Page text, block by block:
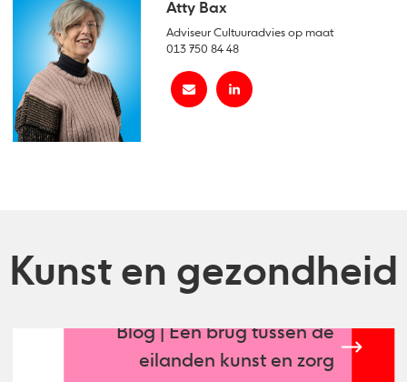
Atty Bax
Adviseur Cultuuradvies op maat
013 750 84 48
Kunst en gezondheid
Blog | Een brug tussen de
eilanden kunst en zorg